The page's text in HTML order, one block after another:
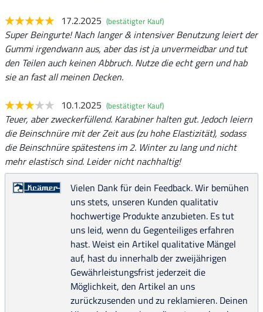
17.2.2025 (bestätigter Kauf)
Super Beingurte! Nach langer & intensiver Benutzung leiert der
Gummi irgendwann aus, aber das ist ja unvermeidbar und tut
den Teilen auch keinen Abbruch. Nutze die echt gern und hab
sie an fast all meinen Decken.
10.1.2025 (bestätigter Kauf)
Teuer, aber zweckerfüllend. Karabiner halten gut. Jedoch leiern
die Beinschnüre mit der Zeit aus (zu hohe Elastizität), sodass
die Beinschnüre spätestens im 2. Winter zu lang und nicht
mehr elastisch sind. Leider nicht nachhaltig!
Vielen Dank für dein Feedback. Wir bemühen
uns stets, unseren Kunden qualitativ
hochwertige Produkte anzubieten. Es tut
uns leid, wenn du Gegenteiliges erfahren
hast. Weist ein Artikel qualitative Mängel
auf, hast du innerhalb der zweijährigen
Gewährleistungsfrist jederzeit die
Möglichkeit, den Artikel an uns
zurückzusenden und zu reklamieren. Deinen